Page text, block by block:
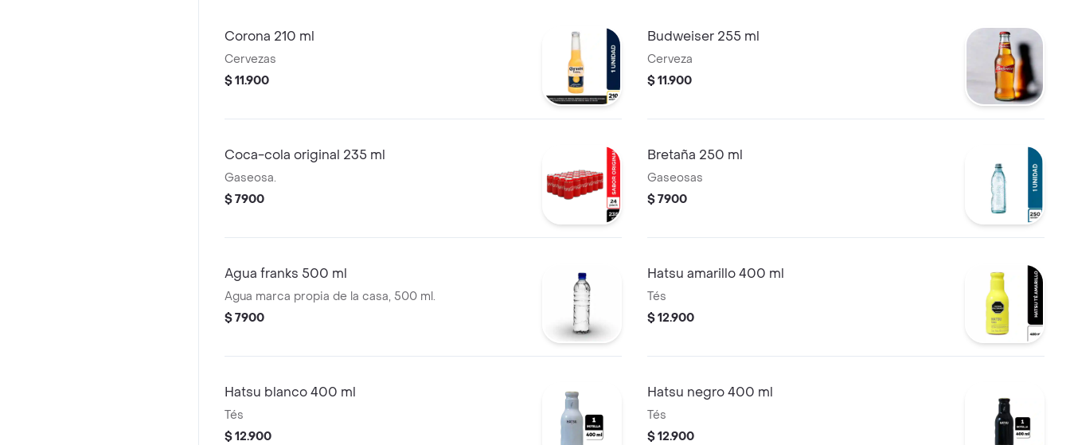
Corona 210 ml
Cervezas
$ 11.900
Budweiser 255 ml
Cerveza
$ 11.900
Coca-cola original 235 ml
Gaseosa.
$ 7900
Bretaña 250 ml
Gaseosas
$ 7900
Agua franks 500 ml
Agua marca propia de la casa, 500 ml.
$ 7900
Hatsu amarillo 400 ml
Tés
$ 12.900
Hatsu blanco 400 ml
Tés
$ 12.900
Hatsu negro 400 ml
Tés
$ 12.900